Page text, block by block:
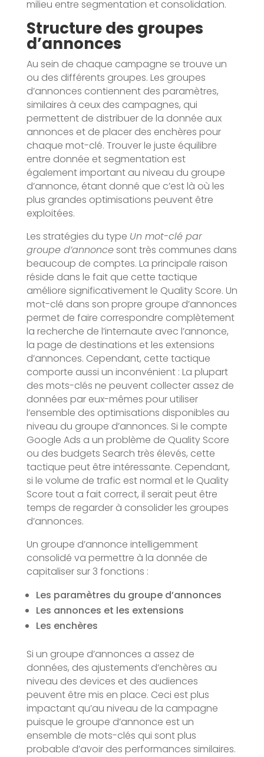
milieu entre segmentation et consolidation.
Structure des groupes
d’annonces
Au sein de chaque campagne se trouve un
ou des différents groupes. Les groupes
d’annonces contiennent des paramètres,
similaires à ceux des campagnes, qui
permettent de distribuer de la donnée aux
annonces et de placer des enchères pour
chaque mot-clé. Trouver le juste équilibre
entre donnée et segmentation est
également important au niveau du groupe
d’annonce, étant donné que c’est là où les
plus grandes optimisations peuvent être
exploitées.
Les stratégies du type Un mot-clé par
groupe d’annoncesont très communes dans
beaucoup de comptes. La principale raison
réside dans le fait que cette tactique
améliore significativement le Quality Score. Un
mot-clé dans son propre groupe d’annonces
permet de faire correspondre complètement
la recherche de l’internaute avec l’annonce,
la page de destinations et les extensions
d’annonces. Cependant, cette tactique
comporte aussi un inconvénient : La plupart
des mots-clés ne peuvent collecter assez de
données par eux-mêmes pour utiliser
l’ensemble des optimisations disponibles au
niveau du groupe d’annonces. Si le compte
Google Ads a un problème de Quality Score
ou des budgets Search très élevés, cette
tactique peut être intéressante. Cependant,
si le volume de trafic est normal et le Quality
Score tout a fait correct, il serait peut être
temps de regarder à consolider les groupes
d’annonces.
Un groupe d’annonce intelligemment
consolidé va permettre à la donnée de
capitaliser sur 3 fonctions :
Les paramètres du groupe d’annonces
Les annonces et les extensions
Les enchères
Si un groupe d’annonces a assez de
données, des ajustements d’enchères au
niveau des devices et des audiences
peuvent être mis en place. Ceci est plus
impactant qu’au niveau de la campagne
puisque le groupe d’annonce est un
ensemble de mots-clés qui sont plus
probable d’avoir des performances similaires.